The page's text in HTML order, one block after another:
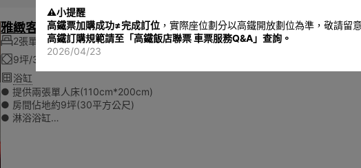
雅緻客房二單床
2張單人床
成人2位、兒童1位
9坪/30平方公尺
浴缸
● 提供兩張單人床(110cm*200cm)
● 房間佔地約9坪(30平方公尺)
● 淋浴浴缸
⚠️小提醒
高鐵票加購成功≠完成訂位 ，實際座位劃分以高鐵開放劃位為準，敬請留
高鐵訂購規範請至「高鐵飯店聯票 車票服務Q&A」查詢。
2026/04/23